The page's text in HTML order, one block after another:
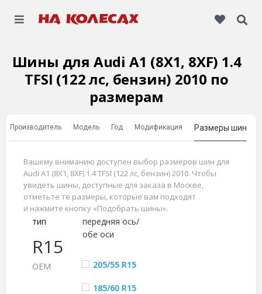
Шины для Audi A1 (8X1, 8XF) 1.4
TFSI (122 лс, бензин) 2010 по
размерам
Производитель Модель Год Модификация Размеры шин
Вашему вниманию доступен выбор размеров шин для
Audi A1 (8X1, 8XF) 1.4 TFSI (122 лс, бензин) 2010. Чтобы
увидеть шины, доступные для заказа в Москве,
отметьте те размеры, которые вам подходят
и нажмите кнопку «Подобрать шины».
R15
тип
передняя ось/
обе оси
ОЕМ 205/55 R15
185/60 R15